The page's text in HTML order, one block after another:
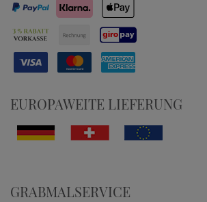
EUROPAWEITE LIEFERUNG
GRABMALSERVICE